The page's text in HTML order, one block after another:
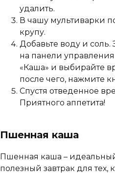
удалить.
В чашу мультиварки
крупу.
Добавьте воду и соль.
на панели
«Каша» и выбирайте
после чего, нажмите
Спустя отведенное
Приятного аппетита!
Пшенная каша
Пшенная каша –
полезный завтрак для тех,